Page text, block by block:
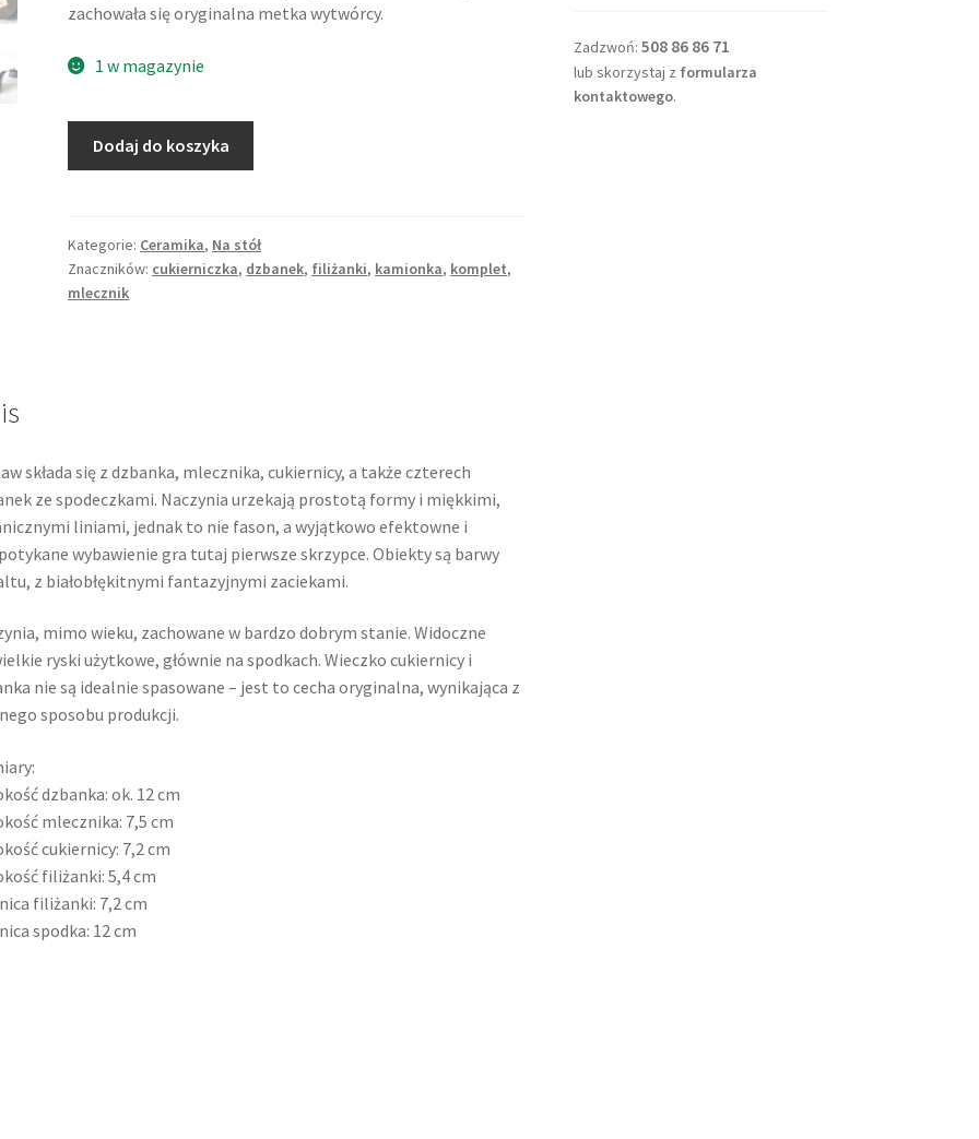
zachowała się oryginalna metka wytwórcy.
1 w magazynie
Kamionkowy
kawy
o
wyjątkowym
Dodaj do koszyka
Kategorie: Ceramika, Na stół
Znaczników: cukierniczka, dzbanek, filiżanki, kamionka, komplet,
mlecznik
składa się z dzbanka, mlecznika, cukiernicy, a także czterech
ze spodeczkami. Naczynia urzekają prostotą formy i miękkimi,
liniami, jednak to nie fason, a wyjątkowo efektowne i
wybawienie gra tutaj pierwsze skrzypce. Obiekty są barwy
z białobłękitnymi fantazyjnymi zaciekami.
mimo wieku, zachowane w bardzo dobrym stanie. Widoczne
ryski użytkowe, głównie na spodkach. Wieczko cukiernicy i
nie są idealnie spasowane – jest to cecha oryginalna, wynikająca z
sposobu produkcji.
dzbanka: ok. 12 cm
mlecznika: 7,5 cm
cukiernicy: 7,2 cm
filiżanki: 5,4 cm
filiżanki: 7,2 cm
spodka: 12 cm
Zadzwoń: 508 86 86 71
lub skorzystaj z formularza
kontaktowego.